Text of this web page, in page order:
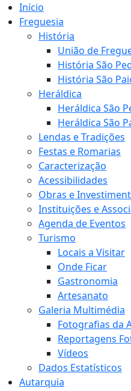
Início
Freguesia
História
União de
História São
História São
Heráldica
Heráldica São
Heráldica São
Lendas e Tradições
Festas e Romarias
Caracterização
Acessibilidades
Obras e
Instituições e
Agenda de Eventos
Turismo
Locais a Visitar
Onde Ficar
Gastronomia
Artesanato
Galeria Multimédia
Fotografias da
Reportagens
Vídeos
Dados Estatísticos
Autarquia